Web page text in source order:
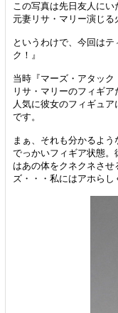
この写真は先日友人に
元妻リサ・マリー演じる
というわけで、今回は
ク！』
当時『マーズ・アタック
リサ・マリーのフィギ
人気に彼女のフィギュ
です。
まぁ、それも分かるよ
でっかいフィギア状態
はあの体をクネクネさ
ズ・・・私にはアホらし